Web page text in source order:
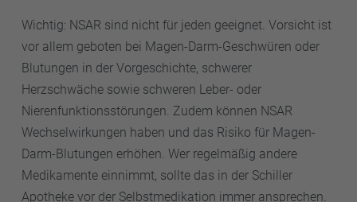
Wichtig: NSAR sind nicht für jeden geeignet. Vorsicht ist
vor allem geboten bei Magen-Darm-Geschwüren oder
Blutungen in der Vorgeschichte, schwerer
Herzschwäche sowie schweren Leber- oder
Nierenfunktionsstörungen. Zudem können NSAR
Wechselwirkungen haben und das Risiko für Magen-
Darm-Blutungen erhöhen. Wer regelmäßig andere
Medikamente einnimmt, sollte das in der Schiller
Apotheke vor der Selbstmedikation immer ansprechen.